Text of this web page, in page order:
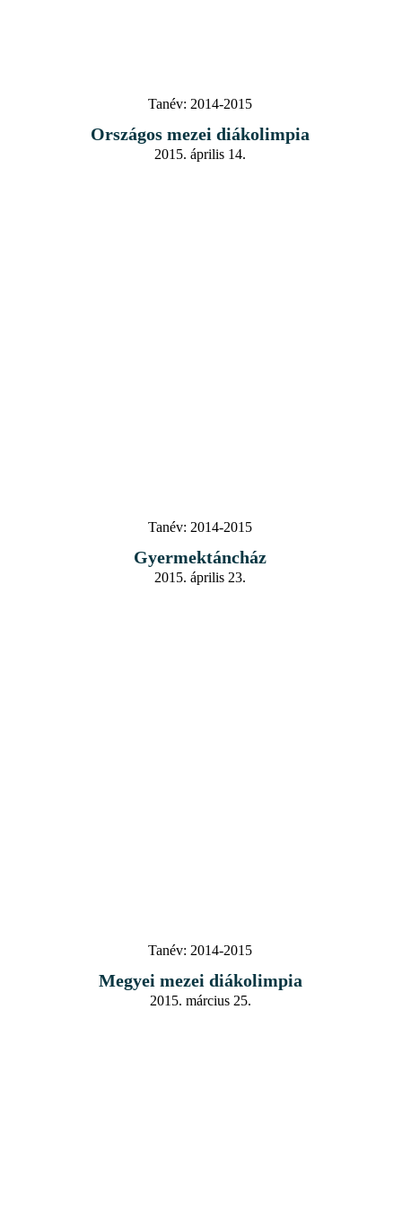
Tanév: 2014-2015
Országos mezei diákolimpia
2015. április 14.
Tanév: 2014-2015
Gyermektáncház
2015. április 23.
Tanév: 2014-2015
Megyei mezei diákolimpia
2015. március 25.